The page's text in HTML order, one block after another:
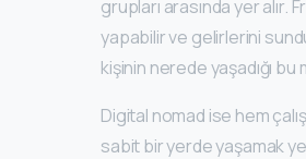
grupları arasında yer alır.
yapabilir ve gelirlerini
kişinin nerede yaşadığı
Digital nomad ise hem
sabit bir yerde yaşamak